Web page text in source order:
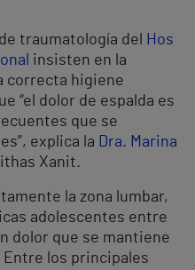
traumatología del
Hos
insisten en la
correcta higiene
“el dolor de espalda es
que se
explica la Dra. Marina
Xanit.
la zona lumbar,
adolescentes entre
dolor que se mantiene
Entre los principales